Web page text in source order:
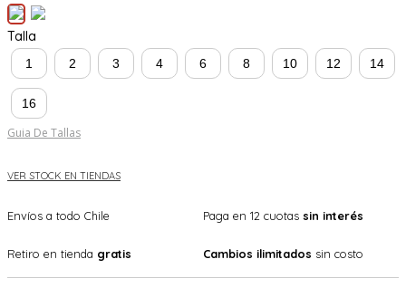
Talla
1 2 3 4 6 8 10 12 14
16
Guia De Tallas
VER STOCK EN TIENDAS
Envíos a todo Chile Paga en 12 cuotas sin interés
Retiro en tienda gratis Cambios ilimitados sin costo